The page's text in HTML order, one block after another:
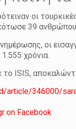
οι
39
οι
χρόνια.
το ISIS,
article/346000/
on Facebook